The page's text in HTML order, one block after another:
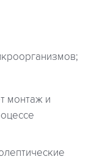
монтаж и